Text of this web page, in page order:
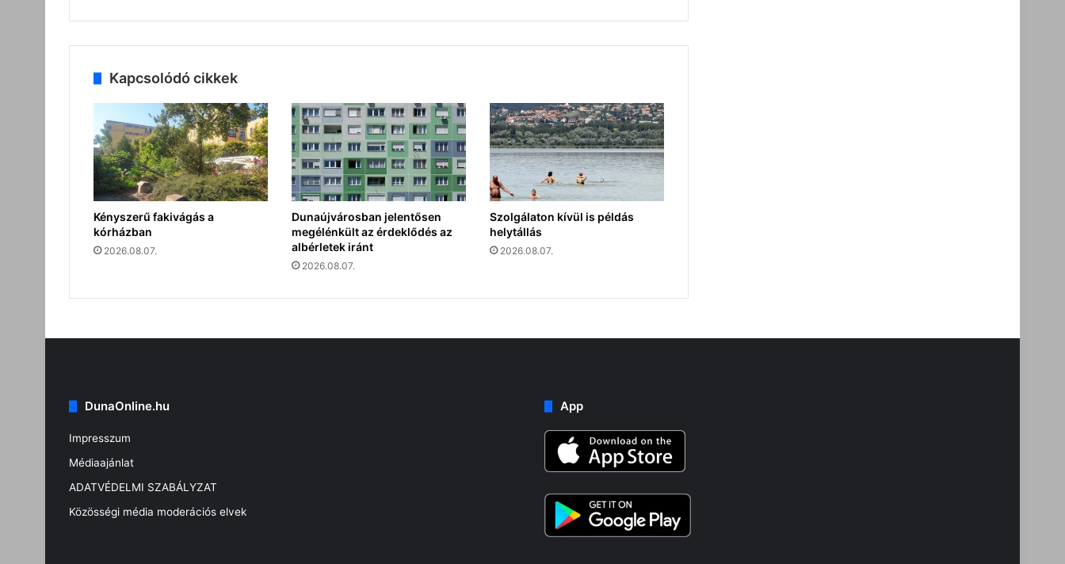
Kapcsolódó cikkek
Kényszerű fakivágás a
kórházban
2026.08.07.
Dunaújvárosban jelentősen
megélénkült az érdeklődés az
albérletek iránt
2026.08.07.
Szolgálaton kívül is példás
helytállás
2026.08.07.
DunaOnline.hu
Impresszum
Médiaajánlat
ADATVÉDELMI SZABÁLYZAT
Közösségi média moderációs elvek
App